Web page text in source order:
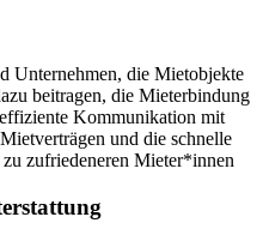
Unternehmen, die Mietobjekte
beitragen, die Mieterbindung
Kommunikation mit
und die schnelle
zufriedeneren Mieter*innen